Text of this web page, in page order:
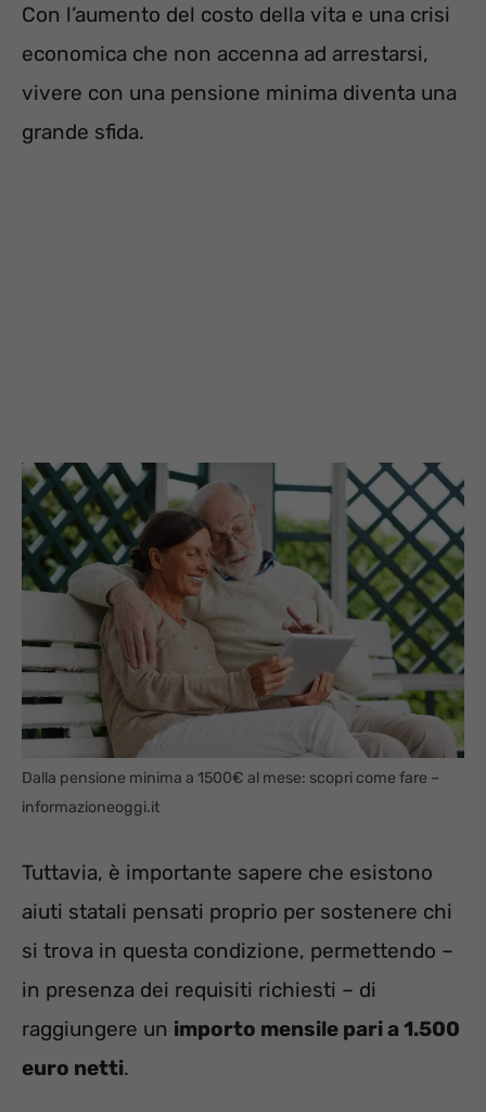
Con l’aumento del costo della vita e una crisi
economica che non accenna ad arrestarsi,
vivere con una pensione minima diventa una
grande sfida.
Dalla pensione minima a 1500€ al mese: scopri come fare –
informazioneoggi.it
Tuttavia, è importante sapere che esistono
aiuti statali pensati proprio per sostenere chi
si trova in questa condizione, permettendo –
in presenza dei requisiti richiesti – di
raggiungere un importo mensile pari a 1.500
euro netti.